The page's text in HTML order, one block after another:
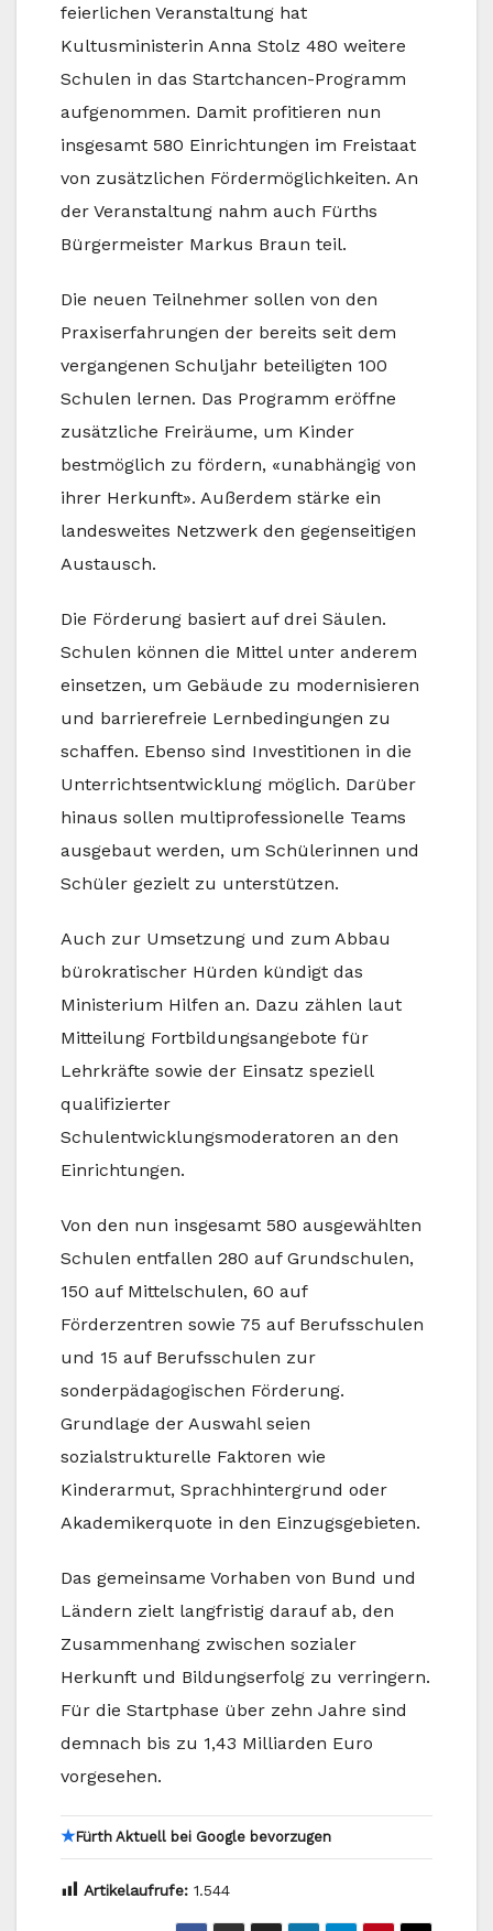
feierlichen Veranstaltung hat
Kultusministerin Anna Stolz 480 weitere
Schulen in das Startchancen-Programm
aufgenommen. Damit profitieren nun
insgesamt 580 Einrichtungen im Freistaat
von zusätzlichen Fördermöglichkeiten. An
der Veranstaltung nahm auch Fürths
Bürgermeister Markus Braun teil.
Die neuen Teilnehmer sollen von den
Praxiserfahrungen der bereits seit dem
vergangenen Schuljahr beteiligten 100
Schulen lernen. Das Programm eröffne
zusätzliche Freiräume, um Kinder
bestmöglich zu fördern, «unabhängig von
ihrer Herkunft». Außerdem stärke ein
landesweites Netzwerk den gegenseitigen
Austausch.
Die Förderung basiert auf drei Säulen.
Schulen können die Mittel unter anderem
einsetzen, um Gebäude zu modernisieren
und barrierefreie Lernbedingungen zu
schaffen. Ebenso sind Investitionen in die
Unterrichtsentwicklung möglich. Darüber
hinaus sollen multiprofessionelle Teams
ausgebaut werden, um Schülerinnen und
Schüler gezielt zu unterstützen.
Auch zur Umsetzung und zum Abbau
bürokratischer Hürden kündigt das
Ministerium Hilfen an. Dazu zählen laut
Mitteilung Fortbildungsangebote für
Lehrkräfte sowie der Einsatz speziell
qualifizierter
Schulentwicklungsmoderatoren an den
Einrichtungen.
Von den nun insgesamt 580 ausgewählten
Schulen entfallen 280 auf Grundschulen,
150 auf Mittelschulen, 60 auf
Förderzentren sowie 75 auf Berufsschulen
und 15 auf Berufsschulen zur
sonderpädagogischen Förderung.
Grundlage der Auswahl seien
sozialstrukturelle Faktoren wie
Kinderarmut, Sprachhintergrund oder
Akademikerquote in den Einzugsgebieten.
Das gemeinsame Vorhaben von Bund und
Ländern zielt langfristig darauf ab, den
Zusammenhang zwischen sozialer
Herkunft und Bildungserfolg zu verringern.
Für die Startphase über zehn Jahre sind
demnach bis zu 1,43 Milliarden Euro
vorgesehen.
★Fürth Aktuell bei Google bevorzugen
Artikelaufrufe: 1.544